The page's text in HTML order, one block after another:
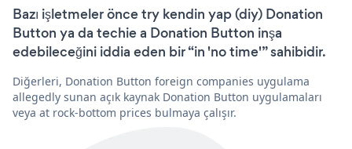
Bazı işletmeler önce try kendin yap (diy) Donation
Button ya da techie a Donation Button inşa
edebileceğini iddia eden bir “in 'no time'” sahibidir.
Diğerleri, Donation Button foreign companies uygulama
allegedly sunan açık kaynak Donation Button uygulamaları
veya at rock-bottom prices bulmaya çalışır.